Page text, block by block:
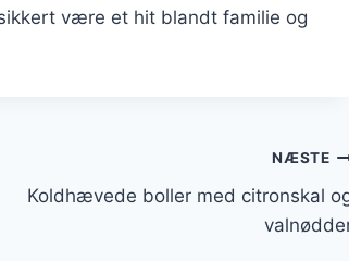
være et hit blandt familie og
NÆSTE
Koldhævede boller med citronskal